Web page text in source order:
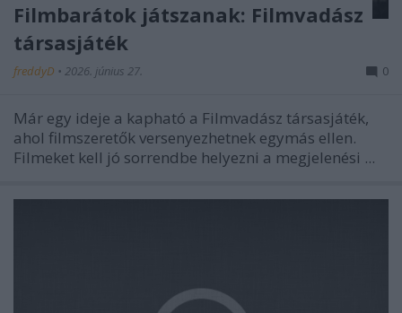
Filmbarátok játszanak: Filmvadász
társasjáték
freddyD • 2026. június 27. 0
Már egy ideje a kapható a Filmvadász társasjáték,
ahol filmszeretők versenyezhetnek egymás ellen.
Filmeket kell jó sorrendbe helyezni a megjelenési ...